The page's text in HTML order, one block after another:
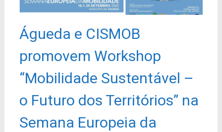
Águeda e CISMOB
promovem Workshop
“Mobilidade Sustentável –
o Futuro dos Territórios” na
Semana Europeia da